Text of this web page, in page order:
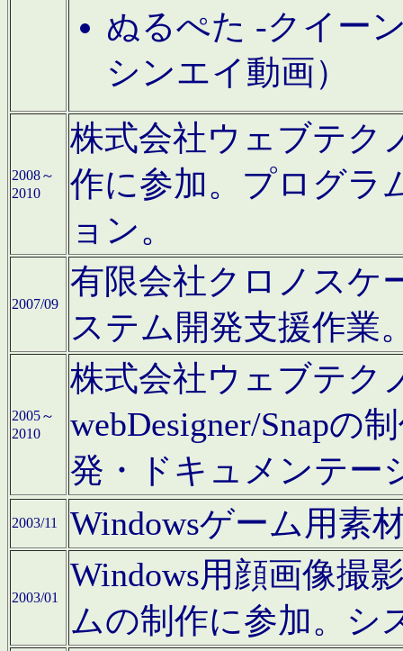
ぬるぺた -クイー
シンエイ動画）
2008～
2010
株式会社ウェブテク
作に参加。プログラ
ョン。
2007/09
有限会社クロノスケ
ステム開発支援作業
2005～
2010
株式会社ウェブテク
webDesigner/Snapの
発・ドキュメンテー
2003/11 Windowsゲーム用素
2003/01
Windows用顔画像撮
ムの制作に参加。シ